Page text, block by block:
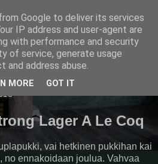
Lager A Le Coq
vai hetkinen pukkihan kai
no ennakoidaan joulua. Vahvaa
Google to deliver its services
IP address and user-agent are
with performance and security
of service, generate usage
address abuse.
MORE GOT IT